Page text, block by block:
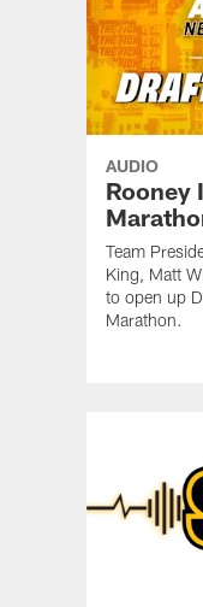
AUDIO
Rooney
Team
King, Matt
to open up
Marathon.